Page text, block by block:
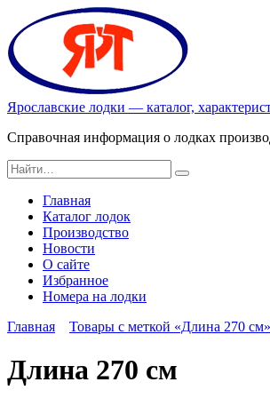
Перейти
содержанию
Ярославские лодки — каталог,
Справочная информация о лодках
Search
for:
Главная
Каталог лодок
Производство
Новости
О сайте
Избранное
Номера на лодки
Главная
Товары с меткой «Длина 270 см»
Длина 270 см